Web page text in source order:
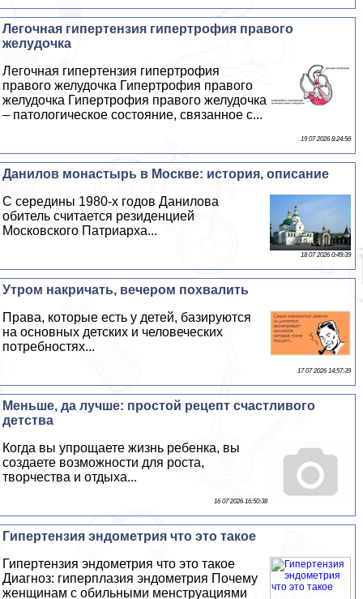
Легочная гипертензия гипертрофия правого
желудочка
Легочная гипертензия гипертрофия
правого желудочка Гипертрофия правого
желудочка Гипертрофия правого желудочка
– патологическое состояние, связанное с...
19 07 2026 8:24:56
Данилов монастырь в Москве: история, описание
С середины 1980-х годов Данилова
обитель считается резиденцией
Московского Патриарха...
18 07 2026 0:49:39
Утром накричать, вечером похвалить
Права, которые есть у детей, базируются
на основных детских и человеческих
потребностях...
17 07 2026 14:57:39
Меньше, да лучше: простой рецепт счастливого
детства
Когда вы упрощаете жизнь ребенка, вы
создаете возможности для роста,
творчества и отдыха...
16 07 2026 16:50:38
Гипертензия эндометрия что это такое
Гипертензия эндометрия что это такое
Диагноз: гиперплазия эндометрия Почему
женщинам с обильными мeнcтpуациями